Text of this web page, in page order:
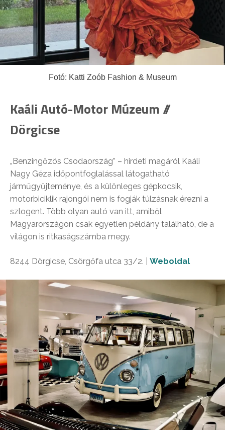
Fotó: Katti Zoób Fashion & Museum
Kaáli Autó-Motor Múzeum //
Dörgicse
„Benzingőzös Csodaország” – hirdeti magáról Kaáli
Nagy Géza időpontfoglalással látogatható
járműgyűjteménye, és a különleges gépkocsik,
motorbiciklik rajongói nem is fogják túlzásnak érezni a
szlogent. Több olyan autó van itt, amiből
Magyarországon csak egyetlen példány található, de a
világon is ritkaságszámba megy.
8244 Dörgicse, Csörgőfa utca 33/2. | Weboldal